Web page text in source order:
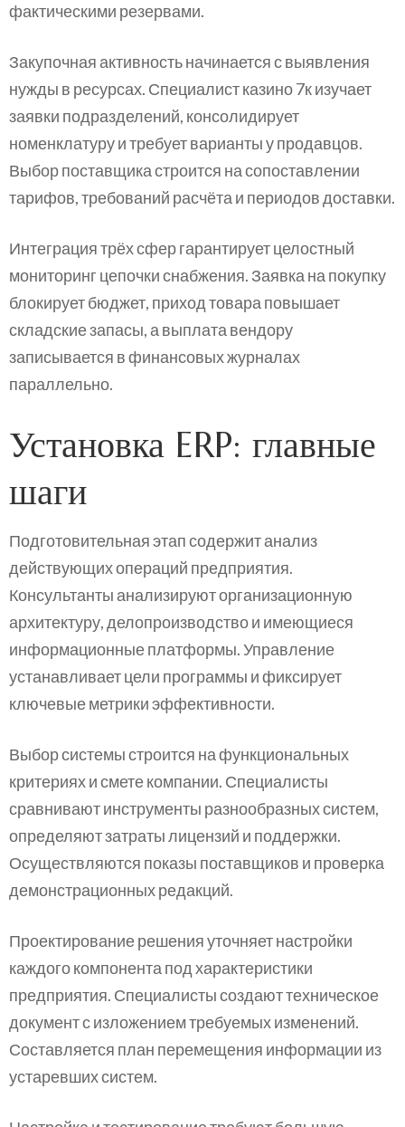
фактическими резервами.
Закупочная активность начинается с выявления
нужды в ресурсах. Специалист казино 7к изучает
заявки подразделений, консолидирует
номенклатуру и требует варианты у продавцов.
Выбор поставщика строится на сопоставлении
тарифов, требований расчёта и периодов доставки.
Интеграция трёх сфер гарантирует целостный
мониторинг цепочки снабжения. Заявка на покупку
блокирует бюджет, приход товара повышает
складские запасы, а выплата вендору
записывается в финансовых журналах
параллельно.
Установка ERP: главные
шаги
Подготовительная этап содержит анализ
действующих операций предприятия.
Консультанты анализируют организационную
архитектуру, делопроизводство и имеющиеся
информационные платформы. Управление
устанавливает цели программы и фиксирует
ключевые метрики эффективности.
Выбор системы строится на функциональных
критериях и смете компании. Специалисты
сравнивают инструменты разнообразных систем,
определяют затраты лицензий и поддержки.
Осуществляются показы поставщиков и проверка
демонстрационных редакций.
Проектирование решения уточняет настройки
каждого компонента под характеристики
предприятия. Специалисты создают техническое
документ с изложением требуемых изменений.
Составляется план перемещения информации из
устаревших систем.